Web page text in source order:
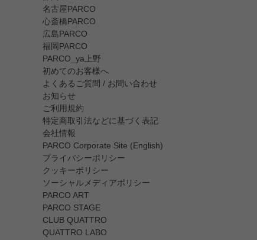
名古屋PARCO
心斎橋PARCO
広島PARCO
福岡PARCO
PARCO_ya上野
初めてのお客様へ
よくあるご質問 / お問い合わせ
お知らせ
ご利用規約
特定商取引法などに基づく表記
会社情報
PARCO Corporate Site (English)
プライバシーポリシー
クッキーポリシー
ソーシャルメディアポリシー
PARCO ART
PARCO STAGE
CLUB QUATTRO
QUATTRO LABO